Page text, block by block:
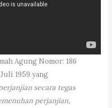
Agung Nomor: 186
1959 yang
secara tegas
perjanjian,